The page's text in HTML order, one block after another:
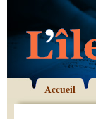
Accueil